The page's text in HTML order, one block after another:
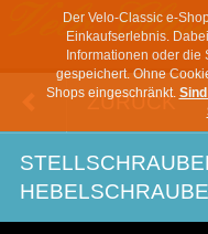
Der Velo-Classic e-
Einkaufserlebnis.
Informationen oder
gespeichert. Ohne
Shops eingeschränkt.
ZURÜCK